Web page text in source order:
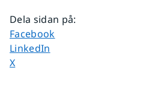
Dela sidan på:
Dela sidan på
Facebook
Dela sidan på
LinkedIn
Dela sidan på
X